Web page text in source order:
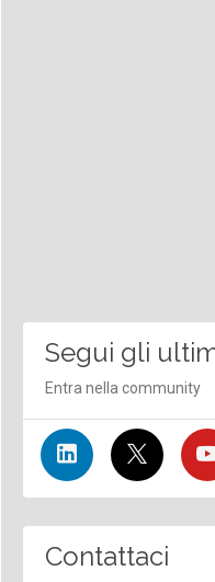
Segui gli
Entra nella community
Contattaci